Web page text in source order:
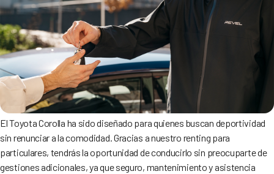
El Toyota Corolla ha sido diseñado para quienes buscan deportividad
sin renunciar a la comodidad. Gracias a nuestro renting para
particulares, tendrás la oportunidad de conducirlo sin preocuparte de
gestiones adicionales, ya que seguro, mantenimiento y asistencia